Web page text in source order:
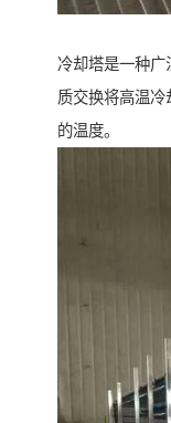
冷却塔是一种广
质交换将高温
的温度。